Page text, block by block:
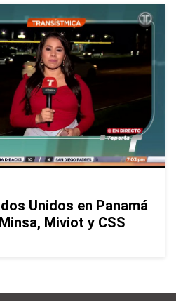
Unidos en Panamá
Miviot y CSS